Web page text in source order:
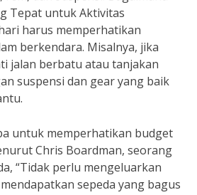
Tepat untuk Aktivitas
harus memperhatikan
berkendara. Misalnya, jika
jalan berbatu atau tanjakan
suspensi dan gear yang baik
untuk memperhatikan budget
Chris Boardman, seorang
“Tidak perlu mengeluarkan
sepeda yang bagus